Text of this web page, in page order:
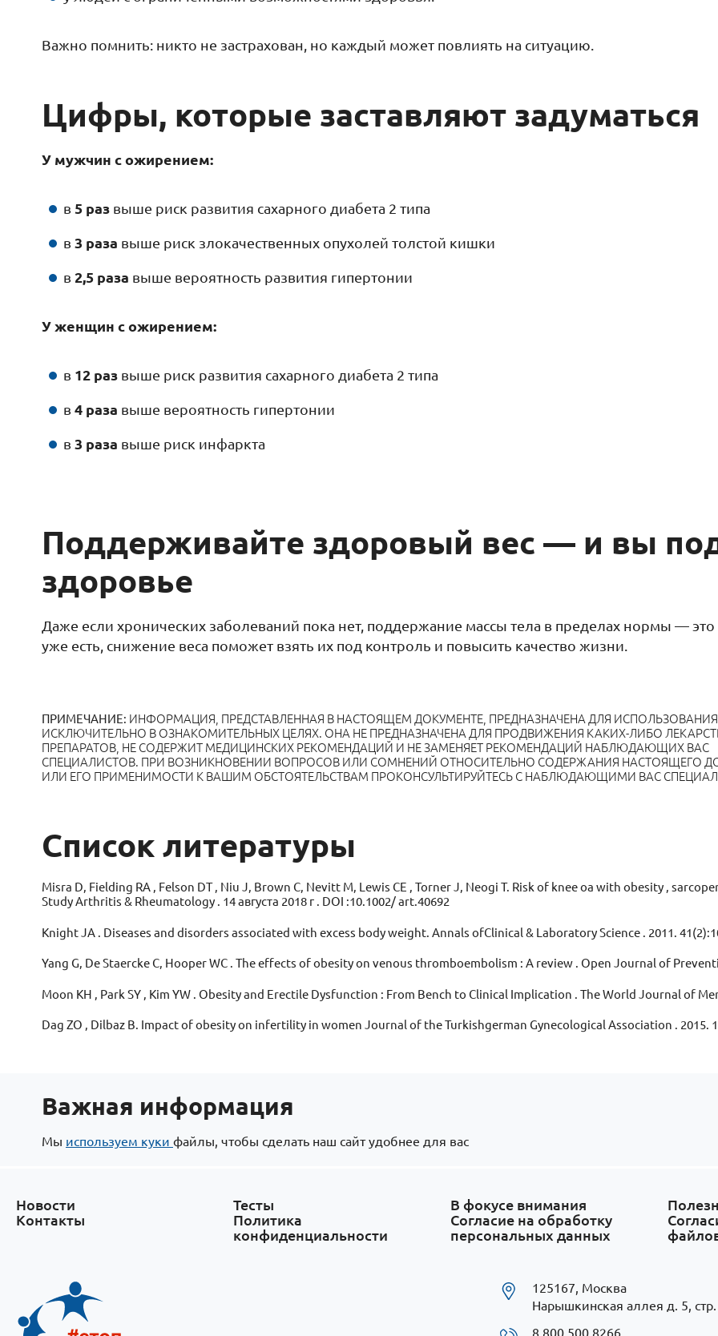
Важно помнить: никто не застрахован, но каждый может повлиять на ситуацию.
Цифры, которые заставляют задуматься
У мужчин с ожирением:
в 5 раз выше риск развития сахарного диабета 2 типа
в 3 раза выше риск злокачественных опухолей толстой кишки
в 2,5 раза выше вероятность развития гипертонии
У женщин с ожирением:
в 12 раз выше риск развития сахарного диабета 2 типа
в 4 раза выше вероятность гипертонии
в 3 раза выше риск инфаркта
Поддерживайте здоровый вес — и вы
здоровье
Даже если хронических заболеваний пока нет, поддержание массы тела в пределах нормы —
уже есть, снижение веса поможет взять их под контроль и повысить качество жизни.
ПРИМЕЧАНИЕ: ИНФОРМАЦИЯ, ПРЕДСТАВЛЕННАЯ В НАСТОЯЩЕМ ДОКУМЕНТЕ, ПРЕДНАЗНАЧЕНА ДЛЯ ИСПОЛЬЗОВАНИЯ
ИСКЛЮЧИТЕЛЬНО В ОЗНАКОМИТЕЛЬНЫХ ЦЕЛЯХ. ОНА НЕ ПРЕДНАЗНАЧЕНА ДЛЯ ПРОДВИЖЕНИЯ КАКИХ-ЛИБО
ПРЕПАРАТОВ, НЕ СОДЕРЖИТ МЕДИЦИНСКИХ РЕКОМЕНДАЦИЙ И НЕ ЗАМЕНЯЕТ РЕКОМЕНДАЦИЙ НАБЛЮДАЮЩИХ ВАС
СПЕЦИАЛИСТОВ. ПРИ ВОЗНИКНОВЕНИИ ВОПРОСОВ ИЛИ СОМНЕНИЙ ОТНОСИТЕЛЬНО СОДЕРЖАНИЯ НАСТОЯЩЕГО
ИЛИ ЕГО ПРИМЕНИМОСТИ К ВАШИМ ОБСТОЯТЕЛЬСТВАМ ПРОКОНСУЛЬТИРУЙТЕСЬ С НАБЛЮДАЮЩИМИ ВАС
Список литературы
Misra D, Fielding RA , Felson DT , Niu J, Brown C, Nevitt M, Lewis CE , Torner J, Neogi T. Risk of knee oa with obesity ,
Study Arthritis & Rheumatology . 14 августа 2018 г . DOI :10.1002/ art.40692
Knight JA . Diseases and disorders associated with excess body weight. Annals ofClinical & Laboratory Science . 2011.
Yang G, De Staercke C, Hooper WC . The effects of obesity on venous thromboembolism : A review . Open Journal of
Moon KH , Park SY , Kim YW . Obesity and Erectile Dysfunction : From Bench to Clinical Implication . The World Journal of
Dag ZO , Dilbaz B. Impact of obesity on infertility in women Journal of the Turkishgerman Gynecological Association . 2015.
Важная информация
Мы используем куки файлы, чтобы сделать наш сайт удобнее для вас
Новости Тесты В фокусе внимания
Контакты
Политика
конфиденциальности
Согласие на обработку
персональных данных
125167, Москва
Нарышкинская аллея д. 5, стр.
8 800 500 8266